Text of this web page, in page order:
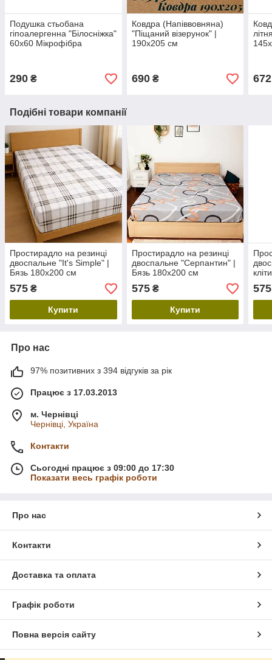
Подушка стьобана
гіпоалергенна "Білосніжка"
60х60 Мікрофібра
290 ₴
Ковдра (Напіввовняна)
"Піщаний візерунок" |
190х205 см
690₴ 672
Подібні товари компанії
Простирадло на резинці
двоспальне "It's Simple" |
Бязь 180х200 см
575 ₴
Купити
Простирадло на резинці
двоспальне "Серпантин" |
Бязь 180х200 см
575₴
Купити
575
Про нас
97% позитивних з 394 відгуків за рік
Працює з 17.03.2013
м. Чернівці
Чернівці, Україна
Контакти
Сьогодні працює з 09:00 до 17:30
Показати весь графік роботи
Про нас
Контакти
Доставка та оплата
Графік роботи
Повна версія сайту